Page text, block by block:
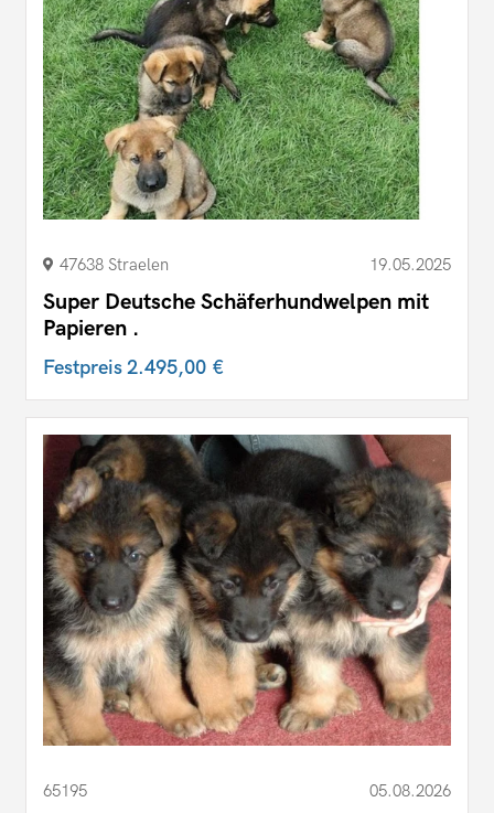
47638 Straelen 19.05.2025
Super Deutsche Schäferhundwelpen mit
Papieren .
Festpreis2.495,00 €
65195 05.08.2026